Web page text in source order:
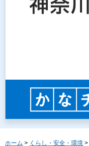
ホーム > くらし・安全・環境 >